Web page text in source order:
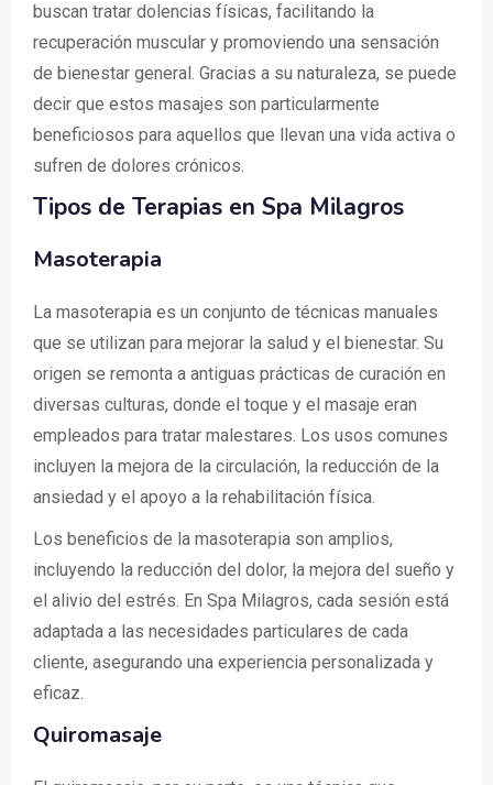
buscan tratar dolencias físicas, facilitando la
recuperación muscular y promoviendo una sensación
de bienestar general. Gracias a su naturaleza, se puede
decir que estos masajes son particularmente
beneficiosos para aquellos que llevan una vida activa o
sufren de dolores crónicos.
Tipos de Terapias en Spa Milagros
Masoterapia
La masoterapia es un conjunto de técnicas manuales
que se utilizan para mejorar la salud y el bienestar. Su
origen se remonta a antiguas prácticas de curación en
diversas culturas, donde el toque y el masaje eran
empleados para tratar malestares. Los usos comunes
incluyen la mejora de la circulación, la reducción de la
ansiedad y el apoyo a la rehabilitación física.
Los beneficios de la masoterapia son amplios,
incluyendo la reducción del dolor, la mejora del sueño y
el alivio del estrés. En Spa Milagros, cada sesión está
adaptada a las necesidades particulares de cada
cliente, asegurando una experiencia personalizada y
eficaz.
Quiromasaje